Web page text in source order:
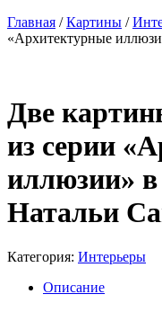
Главная /Картины /
«Архитектурные
Две
из серии
иллюзии» в
Натальи
Категория: Интерьеры
Описание